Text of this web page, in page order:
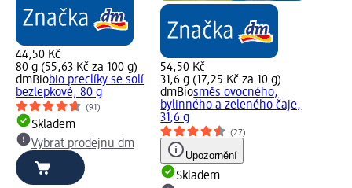
44,50 Kč
80 g (55,63 Kč za 100 g)
dmBiobio preclíky se solí
bezlepkové, 80 g
(91)
Skladem
Vybrat prodejnu dm
54,50 Kč
31,6 g (17,25 Kč za 10 g)
dmBiosměs ovocného,
bylinného a zeleného čaje,
31,6 g
(27)
Upozornění
Skladem